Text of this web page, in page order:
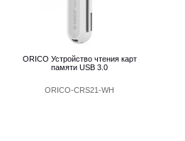
ORICO Устройство чтения карт
памяти USB 3.0
ORICO-CRS21-WH